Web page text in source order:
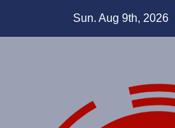
Sun. Aug 9th, 2026